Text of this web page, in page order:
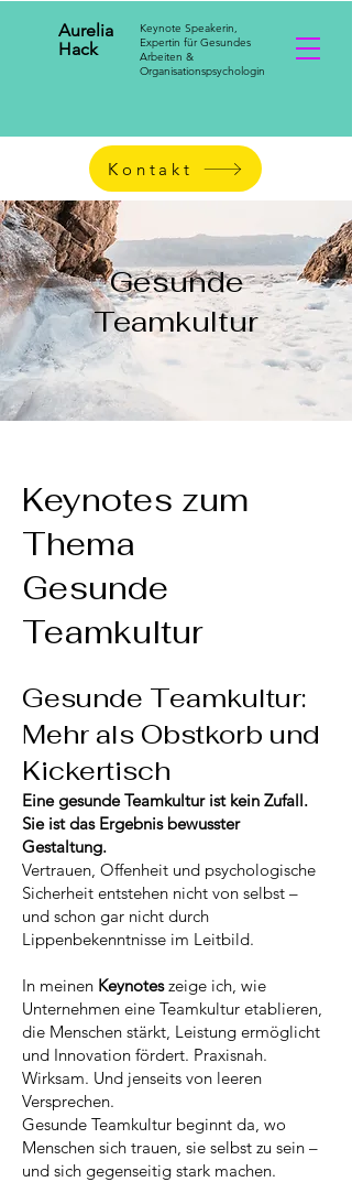
Aurelia
Hack
Keynote Speakerin,
Expertin für Gesundes
Arbeiten &
Organisationspsychologin
Kontakt
Gesunde
Teamkultur
Keynotes zum
Thema
Gesunde
Teamkultur
Gesunde Teamkultur:
Mehr als Obstkorb und
Kickertisch
Eine gesunde Teamkultur ist kein Zufall.
Sie ist das Ergebnis bewusster
Gestaltung.
Vertrauen, Offenheit und psychologische
Sicherheit entstehen nicht von selbst –
und schon gar nicht durch
Lippenbekenntnisse im Leitbild.
In meinen Keynoteszeige ich, wie
Unternehmen eine Teamkultur etablieren,
die Menschen stärkt, Leistung ermöglicht
und Innovation fördert. Praxisnah.
Wirksam. Und jenseits von leeren
Versprechen.
Gesunde Teamkultur beginnt da, wo
Menschen sich trauen, sie selbst zu sein –
und sich gegenseitig stark machen.